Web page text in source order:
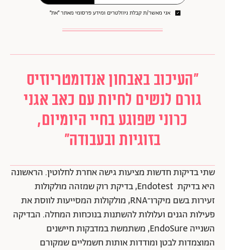
אני מאשר/ת קבלת ניוזלטרים ומידע פרסומי מאתר ״את״
"העיכוב באבחון אנדומטריוזיס
גורם לנשים לחיות עם כאב אגני
כרוני שפוגע בחיי היומיום,
בזוגיות ובעבודה"
שתי בדיקות חדשות מציעות גישה אחרת לחלוטין. הראשונה
היא בדיקת Endotest, בדיקת רוק שמזהה מולקולות
זעירות בשם מיקרו־RNA, מולקולות המסייעות לווסת את
פעילות הגנים ועלולות להשתנות בנוכחות המחלה. הבדיקה
השנייה EndoSure, משתמשת במדבקות חיישנים
המוצמדות לבטן ומודדות אותות חשמליים שמקורם